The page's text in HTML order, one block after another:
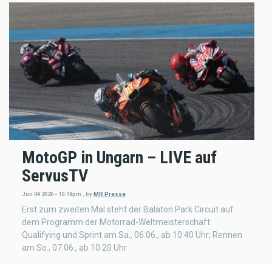
MotoGP in Ungarn – LIVE auf
ServusTV
Jun 04 2026 - 10:18pm byMR Presse
Erst zum zweiten Mal steht der Balaton Park Circuit auf
dem Programm der Motorrad-Weltmeisterschaft:
Qualifying und Sprint am Sa., 06.06., ab 10:40 Uhr; Rennen
am So., 07.06., ab 10:20 Uhr